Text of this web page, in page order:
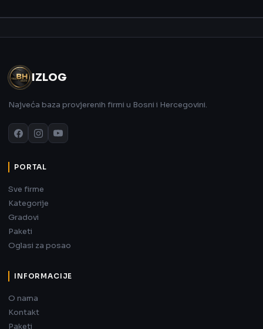
IZLOG
Najveća baza provjerenih firmi u Bosni i Hercegovini.
PORTAL
Sve firme
Kategorije
Gradovi
Paketi
Oglasi za posao
INFORMACIJE
O nama
Kontakt
Paketi